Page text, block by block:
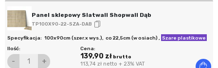
Panel sklepowy Slatwall Shopwall Dąb
TP100X90-22-SZA-DAB
100x90cm (szer.x wys.), co 22,5cm (w osiach) , Szare plastikowe
- +
139,90 złbrutto
113,74 złnetto + 23% VAT